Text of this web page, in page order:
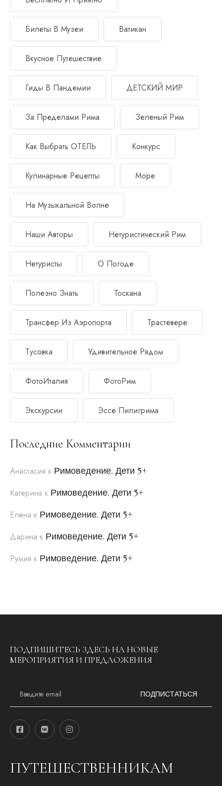
Билеты В Музеи Ватикан
Вкусное Путешествие
Гиды В Пандемии ДЕТСКИЙ МИР
За Пределами Рима Зеленый Рим
Как Выбрать ОТЕЛЬ Конкурс
Кулинарные Рецепты Море
На Музыкальной Волне
Наши Авторы Нетуристический Рим
Нетуристы О Погоде
Полезно Знать Тоскана
Трансфер Из Аэропорта Трастевере
Тусовка Удивительное Рядом
ФотоИталия ФотоРим
Экскурсии Эссе Пилигрима
Последние Комментарии
Анастасия к Римоведение. Дети 5+
Катерина к Римоведение. Дети 5+
Елена к Римоведение. Дети 5+
Дарина к Римоведение. Дети 5+
Румия к Римоведение. Дети 5+
ПОДПИШИТЕСЬ ЗДЕСЬ НА НОВЫЕ
МЕРОПРИЯТИЯ И ПРЕДЛОЖЕНИЯ
a
l
*
ПОДПИСТАТЬСЯ
ПУТЕШЕСТВЕННИКАМ